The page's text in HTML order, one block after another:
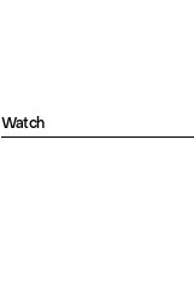
Watch